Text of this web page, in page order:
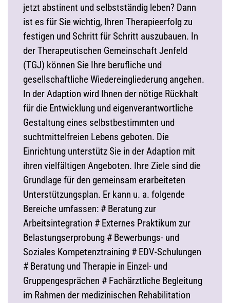
jetzt abstinent und selbstständig leben? Dann
ist es für Sie wichtig, Ihren Therapieerfolg zu
festigen und Schritt für Schritt auszubauen. In
der Therapeutischen Gemeinschaft Jenfeld
(TGJ) können Sie Ihre berufliche und
gesellschaftliche Wiedereingliederung angehen.
In der Adaption wird Ihnen der nötige Rückhalt
für die Entwicklung und eigenverantwortliche
Gestaltung eines selbstbestimmten und
suchtmittelfreien Lebens geboten. Die
Einrichtung unterstütz Sie in der Adaption mit
ihren vielfältigen Angeboten. Ihre Ziele sind die
Grundlage für den gemeinsam erarbeiteten
Unterstützungsplan. Er kann u. a. folgende
Bereiche umfassen: # Beratung zur
Arbeitsintegration # Externes Praktikum zur
Belastungserprobung # Bewerbungs- und
Soziales Kompetenztraining # EDV-Schulungen
# Beratung und Therapie in Einzel- und
Gruppengesprächen # Fachärztliche Begleitung
im Rahmen der medizinischen Rehabilitation